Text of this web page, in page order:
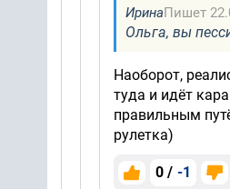
ИринаПишет
Ольга, вы
Наоборот,
туда и идёт
правильным
рулетка)
0 / -1